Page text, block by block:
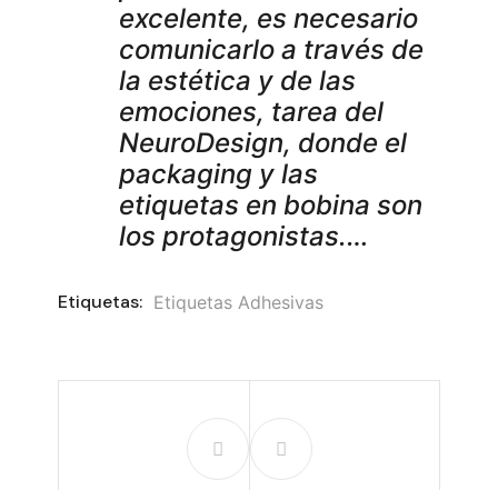
excelente, es necesario
comunicarlo a través de
la estética y de las
emociones, tarea del
NeuroDesign, donde el
packaging y las
etiquetas en bobina son
los protagonistas.…
Etiquetas: Etiquetas Adhesivas